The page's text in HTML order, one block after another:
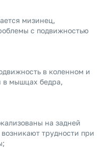
мизинец,
с подвижностью
в коленном и
в мышцах бедра,
на задней
трудности при